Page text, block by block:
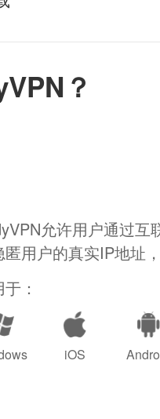
？
允许用户通过互
匿用户的真实IP地址
：
iOS